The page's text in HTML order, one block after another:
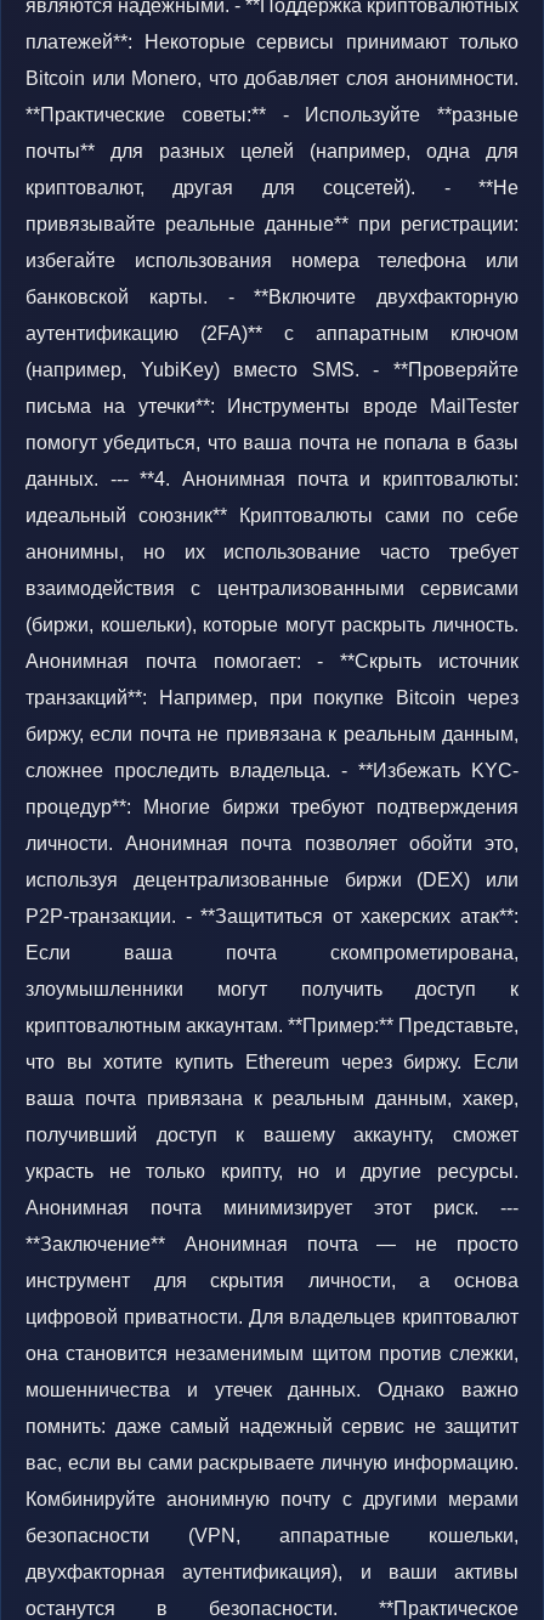
являются надежными. - **Поддержка криптовалютных
платежей**: Некоторые сервисы принимают только
Bitcoin или Monero, что добавляет слоя анонимности.
**Практические советы:** - Используйте **разные
почты** для разных целей (например, одна для
криптовалют, другая для соцсетей). - **Не
привязывайте реальные данные** при регистрации:
избегайте использования номера телефона или
банковской карты. - **Включите двухфакторную
аутентификацию (2FA)** с аппаратным ключом
(например, YubiKey) вместо SMS. - **Проверяйте
письма на утечки**: Инструменты вроде MailTester
помогут убедиться, что ваша почта не попала в базы
данных. --- **4. Анонимная почта и криптовалюты:
идеальный союзник** Криптовалюты сами по себе
анонимны, но их использование часто требует
взаимодействия с централизованными сервисами
(биржи, кошельки), которые могут раскрыть личность.
Анонимная почта помогает: - **Скрыть источник
транзакций**: Например, при покупке Bitcoin через
биржу, если почта не привязана к реальным данным,
сложнее проследить владельца. - **Избежать KYC-
процедур**: Многие биржи требуют подтверждения
личности. Анонимная почта позволяет обойти это,
используя децентрализованные биржи (DEX) или
P2P-транзакции. - **Защититься от хакерских атак**:
Если ваша почта скомпрометирована,
злоумышленники могут получить доступ к
криптовалютным аккаунтам. **Пример:** Представьте,
что вы хотите купить Ethereum через биржу. Если
ваша почта привязана к реальным данным, хакер,
получивший доступ к вашему аккаунту, сможет
украсть не только крипту, но и другие ресурсы.
Анонимная почта минимизирует этот риск. ---
**Заключение** Анонимная почта — не просто
инструмент для скрытия личности, а основа
цифровой приватности. Для владельцев криптовалют
она становится незаменимым щитом против слежки,
мошенничества и утечек данных. Однако важно
помнить: даже самый надежный сервис не защитит
вас, если вы сами раскрываете личную информацию.
Комбинируйте анонимную почту с другими мерами
безопасности (VPN, аппаратные кошельки,
двухфакторная аутентификация), и ваши активы
останутся в безопасности. **Практическое